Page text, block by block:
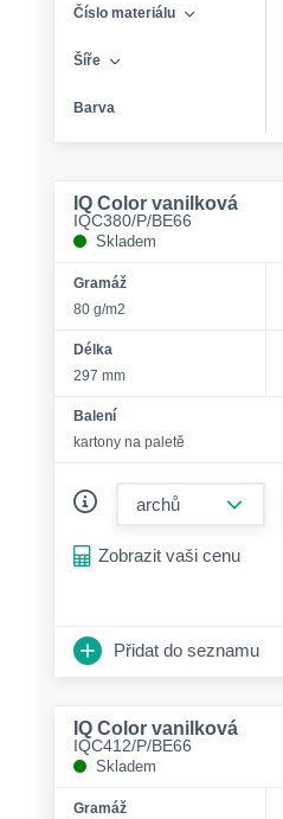
Číslo materiálu
Šíře
Barva
IQ Color vanilková
IQC380/P/BE66
Skladem
Gramáž
80 g/m2
Délka
297 mm
Balení
kartony na paletě
Zobrazit vaši cenu
Přidat do seznamu
IQ Color vanilková
IQC412/P/BE66
Skladem
Gramáž